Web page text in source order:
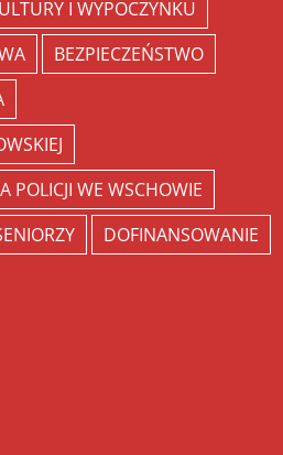
I WYPOCZYNKU
BEZPIECZEŃSTWO
POLICJI WE WSCHOWIE
DOFINANSOWANIE